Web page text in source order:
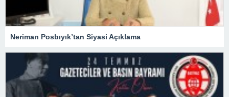
Neriman Posbıyık’tan Siyasi Açıklama